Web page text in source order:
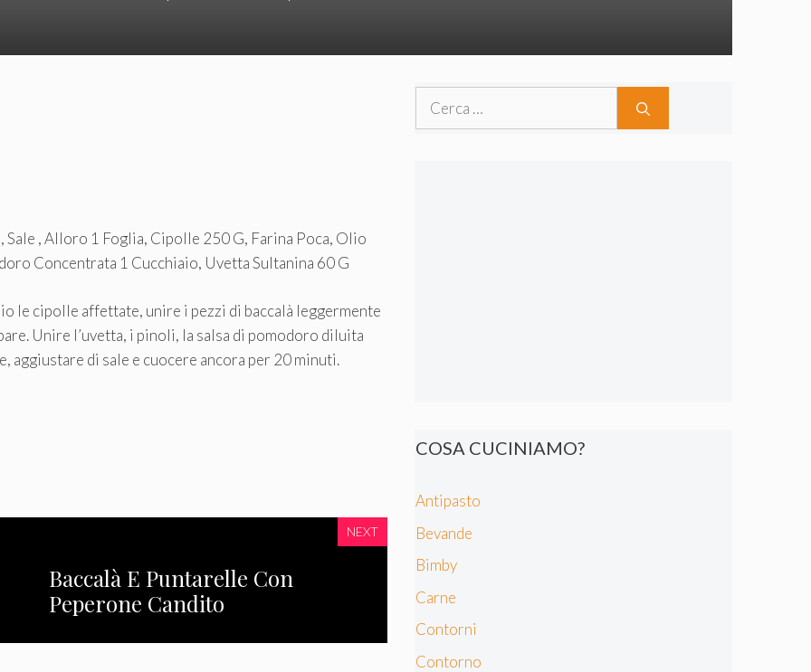
Sale , Alloro 1 Foglia, Cipolle 250 G, Farina Poca, Olio
Concentrata 1 Cucchiaio, Uvetta Sultanina 60 G
le cipolle affettate, unire i pezzi di baccalà leggermente
Unire l’uvetta, i pinoli, la salsa di pomodoro diluita
aggiustare di sale e cuocere ancora per 20 minuti.
NEXT
Baccalà E Puntarelle Con
Peperone Candito
Ricerca
COSA CUCINIAMO?
Antipasto
Bevande
Bimby
Carne
Contorni
Contorno